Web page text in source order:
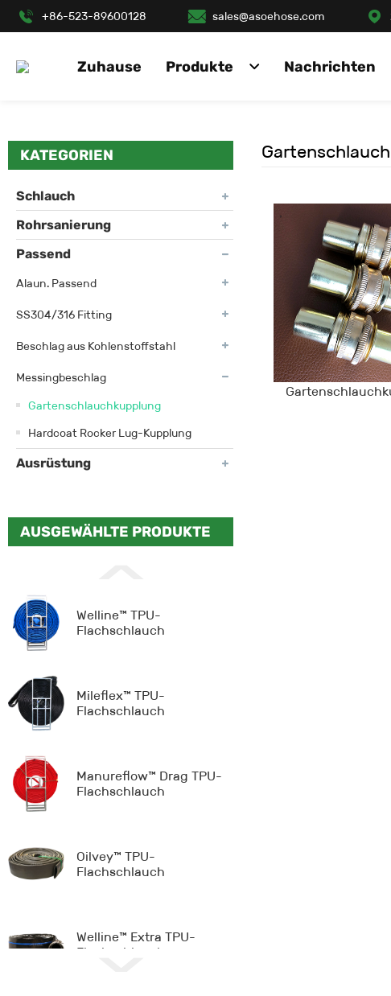
+86-523-89600128 sales@asoehose.com
Zuhause Produkte Nachrichten
KATEGORIEN
Schlauch
Rohrsanierung
Passend
Alaun. Passend
SS304/316 Fitting
Beschlag aus Kohlenstoffstahl
Messingbeschlag
Gartenschlauchkupplung
Hardcoat Rocker Lug-Kupplung
Ausrüstung
AUSGEWÄHLTE PRODUKTE
Welline™ TPU-
Flachschlauch
Mileflex™ TPU-
Flachschlauch
Manureflow™ Drag TPU-
Flachschlauch
Oilvey™ TPU-
Flachschlauch
Welline™ Extra TPU-
Flachschlauch